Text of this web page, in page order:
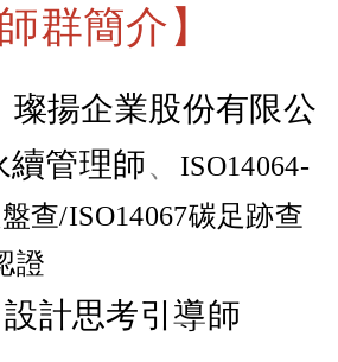
群簡介】
｜璨揚企業股份有限公
續管理師、
ISO14064-
查/ISO14067碳足跡查
證
設計思考引導師